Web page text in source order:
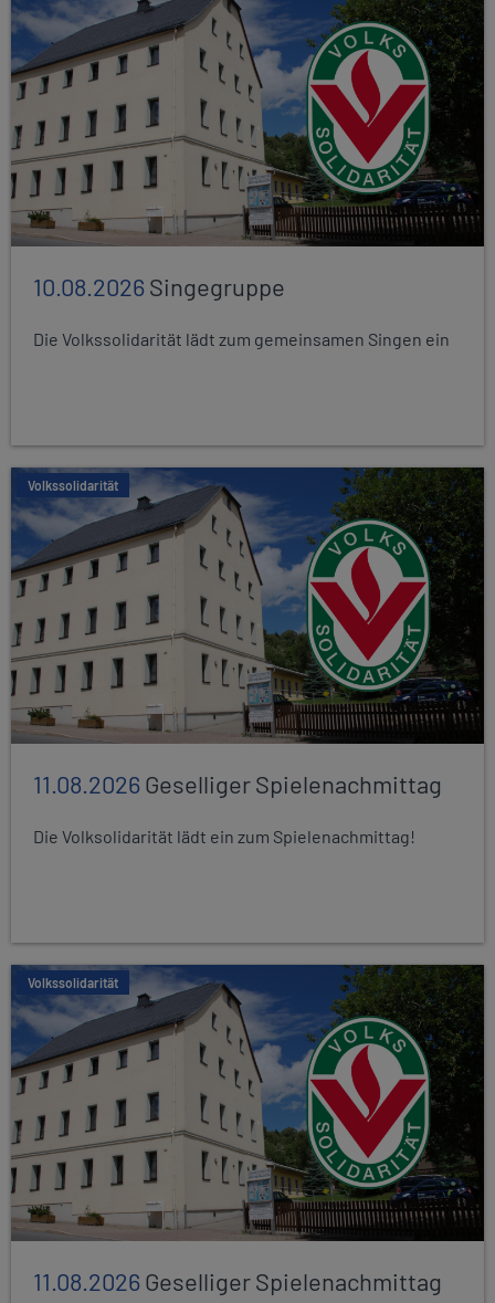
10.08.2026Singegruppe
Die Volkssolidarität lädt zum gemeinsamen Singen ein
Volkssolidarität
11.08.2026Geselliger Spielenachmittag
Die Volksolidarität lädt ein zum Spielenachmittag!
Volkssolidarität
11.08.2026Geselliger Spielenachmittag